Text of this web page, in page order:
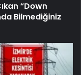
“Down
Bilmediğiniz